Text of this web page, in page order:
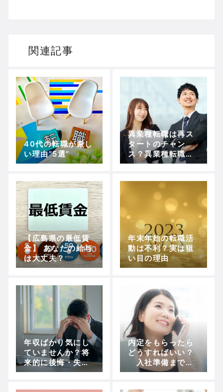
関連記事
40代の転職が厳し
い理由”5選”
異業種転職は再ス
タートのチャン
ス？異業種転職を
失敗しないために
【広島県の最低賃
金】 あなたの給与
は大丈夫？
年末年始の転職活
動は不利？実は狙
い目の理由
年収ばかり気にし
ていませんか？将
来的に後悔・失敗
しない転職の考え
内定をもらったら
どうすればいい？
入社準備までの
流れをチェックし